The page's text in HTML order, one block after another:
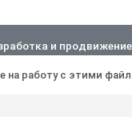
и
на работу с этими